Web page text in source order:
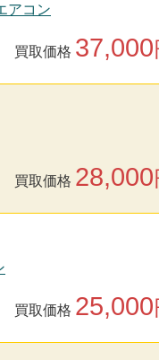
アコン
買取価格 37,000
買取価格 28,000
買取価格 25,000